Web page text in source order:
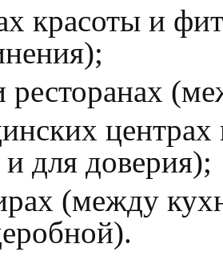
красоты и
ресторанах
центрах
для доверия);
(между